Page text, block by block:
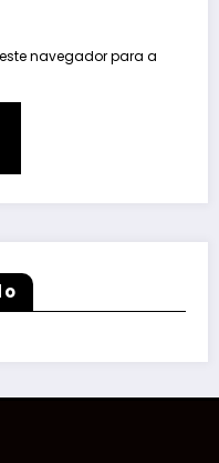
navegador para a